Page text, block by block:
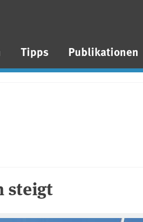
Tipps Publikationen
steigt